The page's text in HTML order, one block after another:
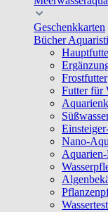
Geschenkkarten
Bücher
Frostfutter
Futter für
Nano-